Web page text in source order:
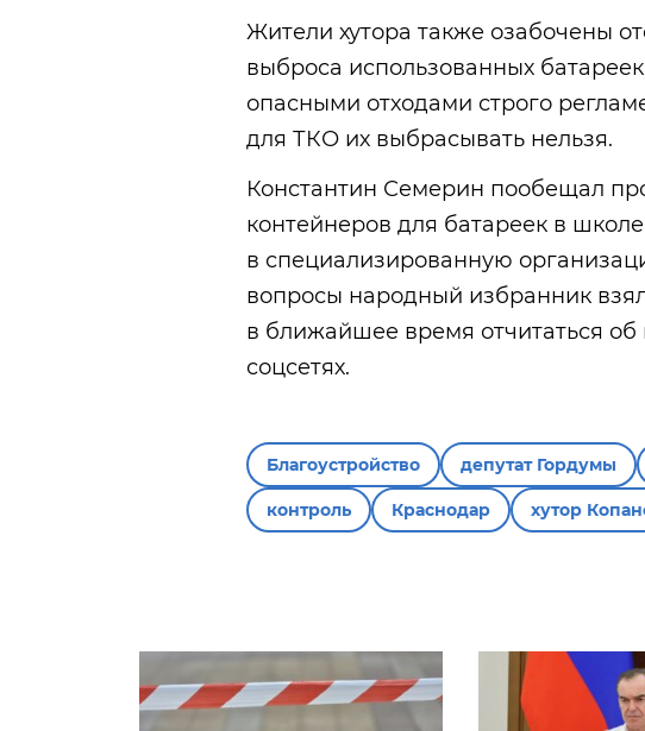
Жители хутора также озабочены
выброса использованных
опасными отходами строго
для ТКО их выбрасывать нельзя.
Константин Семерин пообещал
контейнеров для батареек в
в специализированную
вопросы народный избранник
в ближайшее время отчитаться
соцсетях.
Благоустройство депутат Гордумы
контроль Краснодар хутор